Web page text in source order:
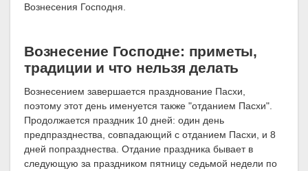
Вознесения Господня.
Вознесение Господне: приметы,
традиции и что нельзя делать
Вознесением завершается празднование Пасхи,
поэтому этот день именуется также "отданием Пасхи".
Продолжается праздник 10 дней: один день
предпразднества, совпадающий с отданием Пасхи, и 8
дней попразднества. Отдание праздника бывает в
следующую за праздником пятницу седьмой недели по